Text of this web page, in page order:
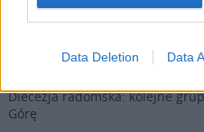
Data Deletion Data
07 sierpnia 2026 | 17:22
Diecezja radomska: kolejne
Górę